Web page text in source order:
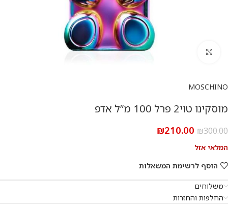
MOSCHINO
מוסקינו טוי2 פרל 100 מ”ל אדפ
₪300.00
₪210.00
המלאי אזל
הוסף לרשימת המשאלות
משלוחים
החלפות והחזרות